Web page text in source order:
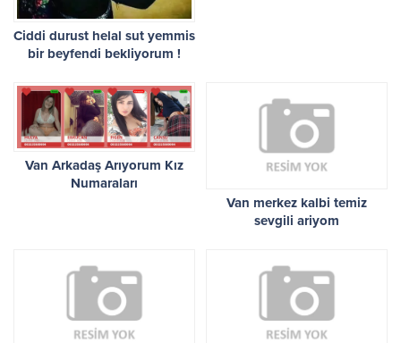
Ciddi durust helal sut yemmis
bir beyfendi bekliyorum !
Van Arkadaş Arıyorum Kız
Numaraları
Van merkez kalbi temiz
sevgili ariyom